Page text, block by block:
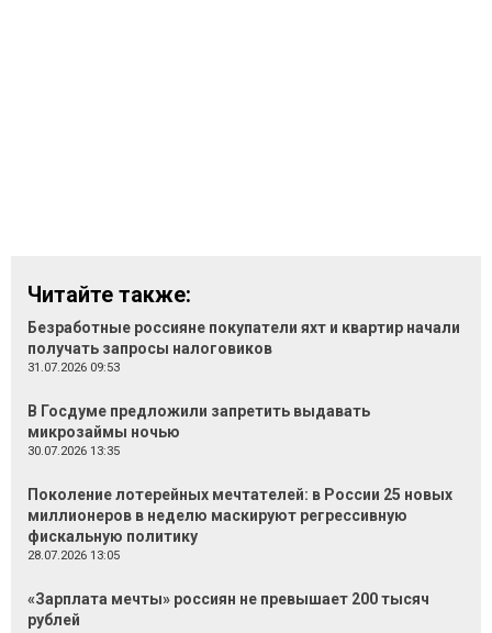
Читайте также:
Безработные россияне покупатели яхт и квартир начали
получать запросы налоговиков
31.07.2026 09:53
В Госдуме предложили запретить выдавать
микрозаймы ночью
30.07.2026 13:35
Поколение лотерейных мечтателей: в России 25 новых
миллионеров в неделю маскируют регрессивную
фискальную политику
28.07.2026 13:05
«Зарплата мечты» россиян не превышает 200 тысяч
рублей